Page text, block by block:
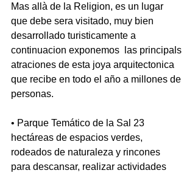
Mas allà de la Religion, es un lugar
que debe sera visitado, muy bien
desarrollado turisticamente a
continuacion exponemos  las principals
atraciones de esta joya arquitectonica
que recibe en todo el año a millones de
personas.
• Parque Temático de la Sal 23
hectáreas de espacios verdes,
rodeados de naturaleza y rincones
para descansar, realizar actividades